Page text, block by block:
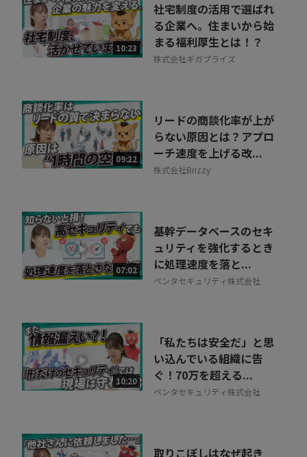
10:23
社宅制度の活用で選ばれ
る企業へ。住まいから始
まる福利厚生とは！？
株式会社ギガプライズ
09:22
リードの商談化率が上が
らない原因とは？アプロ
ーチ速度を上げる改...
株式会社Brizzy
07:02
基幹データベースのセキ
ュリティを強化するとき
に処理速度を落と...
ペンタセキュリティ株式会社
10:20
「私たちは安全だ」と思
い込んでいる組織に告
ぐ！70万を超える...
ペンタセキュリティ株式会社
取りこぼしはなぜ起き